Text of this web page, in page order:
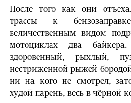
После того как они
трассы к
величественным видом
мотоциклах два
здоровенный, рыхлый,
нестриженной рыжей
ни на кого не смотрел,
худой парень, весь в чёрной